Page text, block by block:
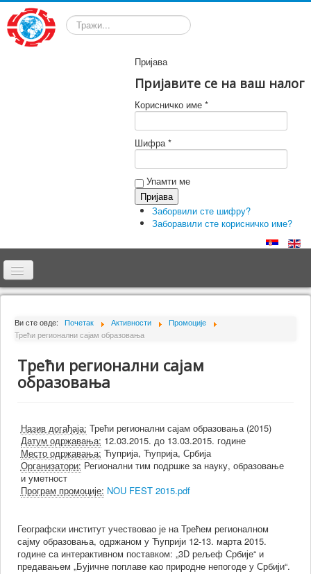
Пријава
Пријавите се на ваш налог
Корисничко име *
Шифра *
Упамти ме
Заборвили сте шифру?
Заборавили сте корисничко име?
Почетна
О Институту
Сарадници
Пројекти
Издаваштво
Сарадња
Новости
Библиотека
Ви сте овде: Почетак Активности
Промоције
Трећи регионални сајам образовања
Трећи регионални сајам
образовања
Назив догађаја: Трећи регионални сајам образовања (2015)
Датум одржавања: 12.03.2015. до 13.03.2015. године
Место одржавања: Ћуприја, Ћуприја, Србија
Организатори: Регионални тим подршке за науку, образовање
и уметност
Програм промоције: NOU FEST 2015.pdf
Географски институт учествовао је на Трећем регионалном
сајму образовања, одржаном у Ћуприји 12-13. марта 2015.
године са интерактивном поставком: „3D рељеф Србије“ и
предавањем „Бујичне поплаве као природне непогоде у Србији“.